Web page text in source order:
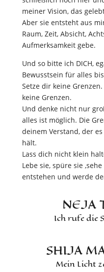
meiner Vision, das
Aber sie entsteht aus
Raum, Zeit, Absicht,
Aufmerksamkeit gebe.
Und so bitte ich DICH,
Bewusstsein für alles
Setze dir keine Grenzen.
keine Grenzen.
Und denke nicht nur
alles ist möglich. Die
deinem Verstand, der
hält.
Lass dich nicht klein
Lebe sie, spüre sie
entstehen und werde
NEJA
Ich rufe die
SHIJA
Mein Licht